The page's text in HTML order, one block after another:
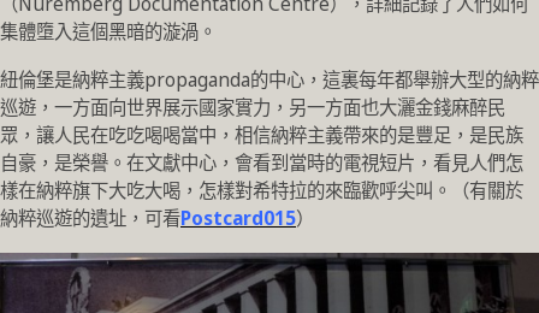
集體墮入這個黑暗的漩渦。
紐倫堡是納粹主義propaganda的中心，這裏每年都舉辦大型的納粹
巡遊，一方面向世界展示國家實力，另一方面也大灑金錢麻醉民
眾，讓人民在吃吃喝喝當中，相信納粹主義帶來的是豐足，是民族
自豪，是榮譽。在文獻中心，會看到當時的電視短片，看見人們怎
樣在納粹旗下大吃大喝，怎樣對希特拉的來臨歡呼尖叫。（有關於
納粹巡遊的遺址，可看Postcard015）